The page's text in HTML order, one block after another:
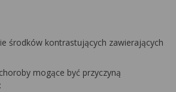
środków kontrastujących zawierających
mogące być przyczyną